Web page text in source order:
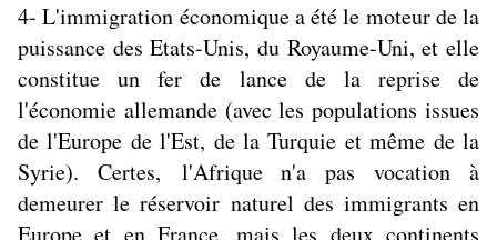
4- L'immigration économique a été le moteur de la
puissance des Etats-Unis, du Royaume-Uni, et elle
constitue un fer de lance de la reprise de
l'économie allemande (avec les populations issues
de l'Europe de l'Est, de la Turquie et même de la
Syrie). Certes, l'Afrique n'a pas vocation à
demeurer le réservoir naturel des immigrants en